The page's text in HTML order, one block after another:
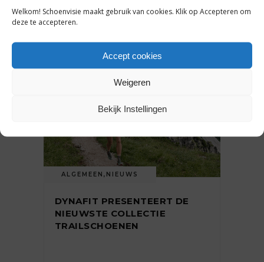
Welkom! Schoenvisie maakt gebruik van cookies. Klik op Accepteren om
deze te accepteren.
Accept cookies
Weigeren
Bekijk Instellingen
5 juni 2024
ALGEMEEN , NIEUWS
DYNAFIT PRESENTEERT DE
NIEUWSTE COLLECTIE
TRAILSCHOENEN